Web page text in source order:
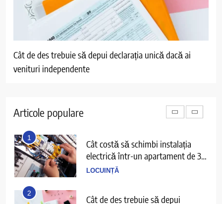
Cât de des trebuie să depui declarația unică dacă ai
venituri independente
Articole populare
SĂNĂTATE
Ce înseamnă să ai echilibru în
PERSPECTIVE
1
Cât costă să schimbi instalația
electrică într-un apartament de 3
camere
LOCUINȚĂ
2
Cât de des trebuie să depui